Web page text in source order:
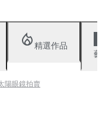
精選作品
陽眼鏡拍賣